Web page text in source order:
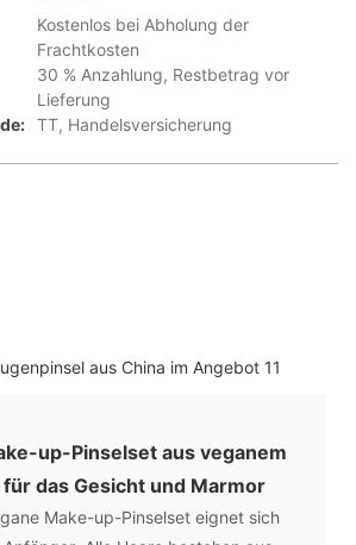
Kostenlos bei Abholung der
Frachtkosten
30 % Anzahlung, Restbetrag vor
Lieferung
TT, Handelsversicherung
up-Pinselset aus veganem
das Gesicht und Marmor
Make-up-Pinselset eignet sich